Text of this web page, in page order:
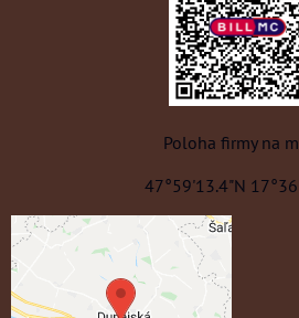
Poloha firmy na
47°59'13.4"N